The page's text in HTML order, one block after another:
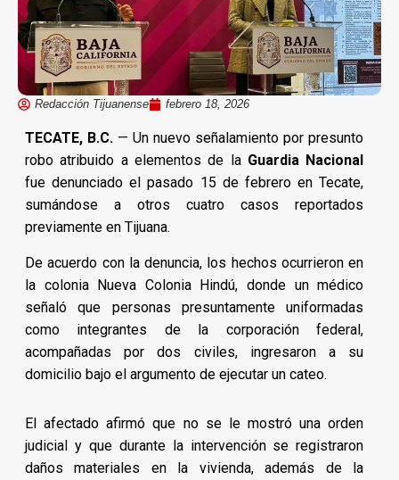
Redacción Tijuanense febrero 18, 2026
TECATE, B.C. — Un nuevo señalamiento por presunto
robo atribuido a elementos de la Guardia Nacional
fue denunciado el pasado 15 de febrero en Tecate,
sumándose a otros cuatro casos reportados
previamente en Tijuana.
De acuerdo con la denuncia, los hechos ocurrieron en
la colonia Nueva Colonia Hindú, donde un médico
señaló que personas presuntamente uniformadas
como integrantes de la corporación federal,
acompañadas por dos civiles, ingresaron a su
domicilio bajo el argumento de ejecutar un cateo.
El afectado afirmó que no se le mostró una orden
judicial y que durante la intervención se registraron
daños materiales en la vivienda, además de la